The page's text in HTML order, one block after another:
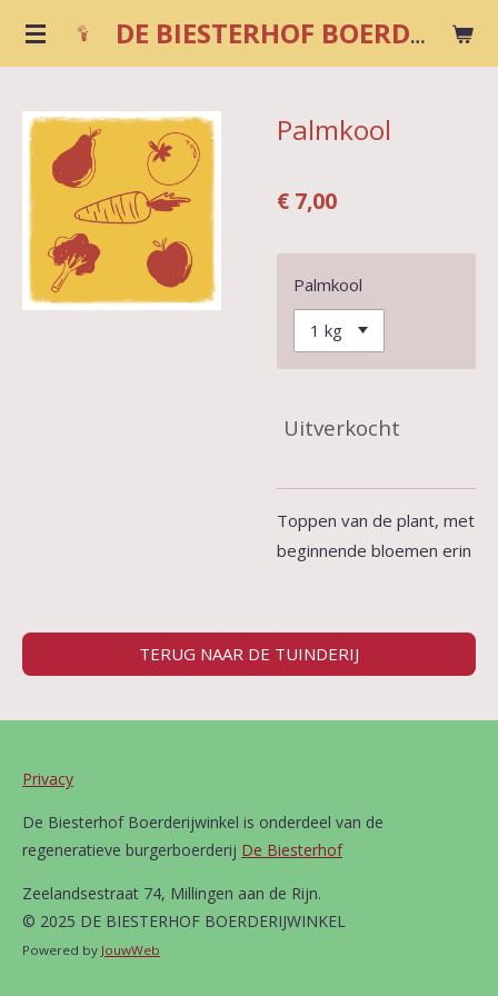
Ga
de
hoofdinhoud
DE BIESTERHOF BOERDERIJWINKEL
Palmkool
€ 7,00
Palmkool
Uitverkocht
Toppen van de plant, met
beginnende bloemen erin
TERUG NAAR DE TUINDERIJ
Privacy
De Biesterhof Boerderijwinkel is onderdeel van de
regeneratieve burgerboerderij De Biesterhof
Zeelandsestraat 74, Millingen aan de Rijn.
© 2025 DE BIESTERHOF BOERDERIJWINKEL
Powered by JouwWeb